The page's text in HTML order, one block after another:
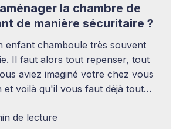
la chambre de
de manière sécuritaire ?
enfant chamboule très souvent
Il faut alors tout repenser, tout
aviez imaginé votre chez vous
et voilà qu'il vous faut déjà tout
entre barrières
de lecture